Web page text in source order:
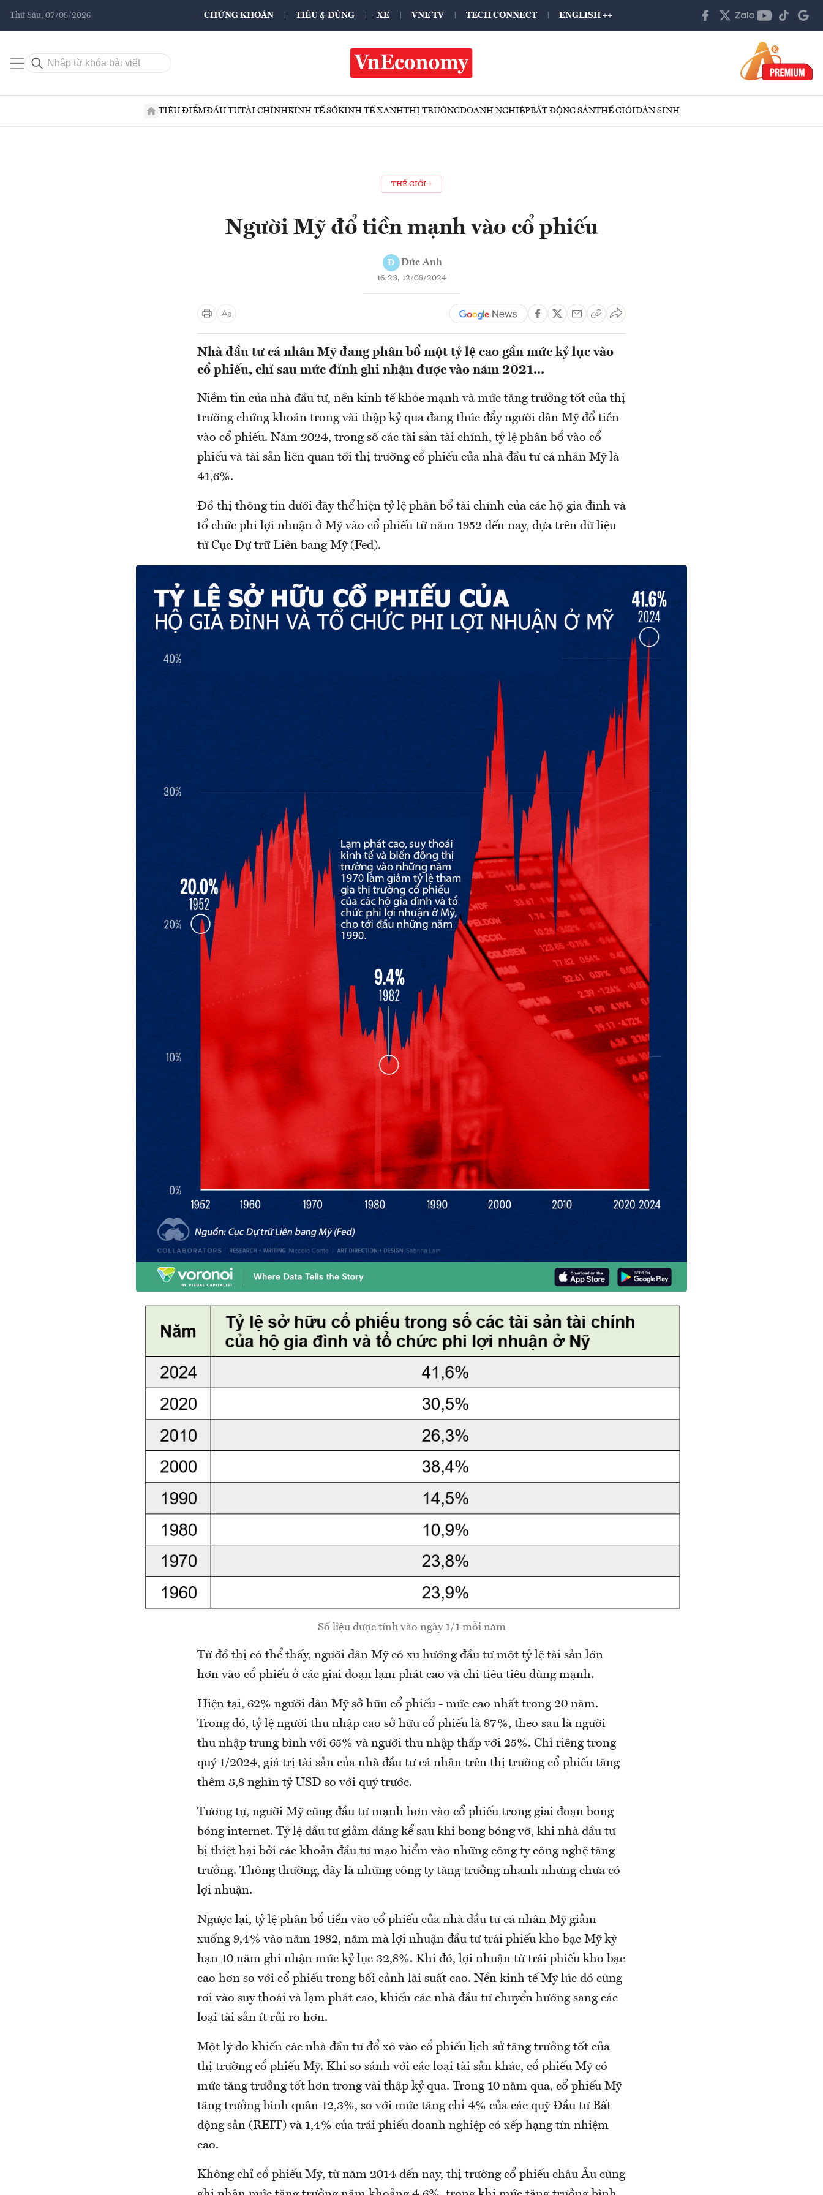
Thứ Sáu, 07/08/2026 CHỨNG KHOÁN TIÊU & DÙNG XE VNE TV TECH CONNECT ENGLISH ++
TIÊU ĐIỂMĐẦU TƯTÀI CHÍNHKINH TẾ SỐKINH TẾ XANHTHỊ TRƯỜNGDOANH NGHIỆPBẤT ĐỘNG SẢNTHẾ GIỚIDÂN SINH
THẾ GIỚI
Người Mỹ đổ tiền mạnh vào cổ phiếu
Đ Đức Anh
16:23, 12/08/2024
Nhà đầu tư cá nhân Mỹ đang phân bổ một tỷ lệ cao gần mức kỷ lục vào
cổ phiếu, chỉ sau mức đỉnh ghi nhận được vào năm 2021...
Niềm tin của nhà đầu tư, nền kinh tế khỏe mạnh và mức tăng trưởng tốt của thị
trường chứng khoán trong vài thập kỷ qua đang thúc đẩy người dân Mỹ đổ tiền
vào cổ phiếu. Năm 2024, trong số các tài sản tài chính, tỷ lệ phân bổ vào cổ
phiếu và tài sản liên quan tới thị trường cổ phiếu của nhà đầu tư cá nhân Mỹ là
41,6%.
Đồ thị thông tin dưới đây thể hiện tỷ lệ phân bổ tài chính của các hộ gia đình và
tổ chức phi lợi nhuận ở Mỹ vào cổ phiếu từ năm 1952 đến nay, dựa trên dữ liệu
từ Cục Dự trữ Liên bang Mỹ (Fed).
Số liệu được tính vào ngày 1/1 mỗi năm
Từ đồ thị có thể thấy, người dân Mỹ có xu hướng đầu tư một tỷ lệ tài sản lớn
hơn vào cổ phiếu ở các giai đoạn lạm phát cao và chi tiêu tiêu dùng mạnh.
Hiện tại, 62% người dân Mỹ sở hữu cổ phiếu - mức cao nhất trong 20 năm.
Trong đó, tỷ lệ người thu nhập cao sở hữu cổ phiếu là 87%, theo sau là người
thu nhập trung bình với 65% và người thu nhập thấp với 25%. Chỉ riêng trong
quý 1/2024, giá trị tài sản của nhà đầu tư cá nhân trên thị trường cổ phiếu tăng
thêm 3,8 nghìn tỷ USD so với quý trước.
Tương tự, người Mỹ cũng đầu tư mạnh hơn vào cổ phiếu trong giai đoạn bong
bóng internet. Tỷ lệ đầu tư giảm đáng kể sau khi bong bóng vỡ, khi nhà đầu tư
bị thiệt hại bởi các khoản đầu tư mạo hiểm vào những công ty công nghệ tăng
trưởng. Thông thường, đây là những công ty tăng trưởng nhanh nhưng chưa có
lợi nhuận.
Ngược lại, tỷ lệ phân bổ tiền vào cổ phiếu của nhà đầu tư cá nhân Mỹ giảm
xuống 9,4% vào năm 1982, năm mà lợi nhuận đầu tư trái phiếu kho bạc Mỹ kỳ
hạn 10 năm ghi nhận mức kỷ lục 32,8%. Khi đó, lợi nhuận từ trái phiếu kho bạc
cao hơn so với cổ phiếu trong bối cảnh lãi suất cao. Nền kinh tế Mỹ lúc đó cũng
rơi vào suy thoái và lạm phát cao, khiến các nhà đầu tư chuyển hướng sang các
loại tài sản ít rủi ro hơn.
Một lý do khiến các nhà đầu tư đổ xô vào cổ phiếu lịch sử tăng trưởng tốt của
thị trường cổ phiếu Mỹ. Khi so sánh với các loại tài sản khác, cổ phiếu Mỹ có
mức tăng trưởng tốt hơn trong vài thập kỷ qua. Trong 10 năm qua, cổ phiếu Mỹ
tăng trưởng bình quân 12,3%, so với mức tăng chỉ 4% của các quỹ Đầu tư Bất
động sản (REIT) và 1,4% của trái phiếu doanh nghiệp có xếp hạng tín nhiệm
cao.
Không chỉ cổ phiếu Mỹ, từ năm 2014 đến nay, thị trường cổ phiếu châu Âu cũng